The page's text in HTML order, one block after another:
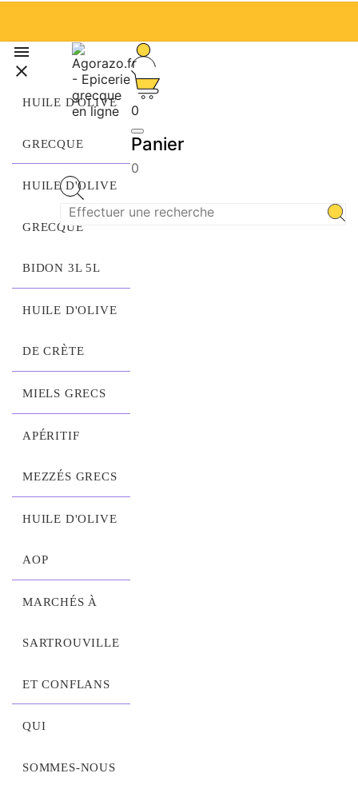


HUILE D'OLIVE
GRECQUE
HUILE D'OLIVE
GRECQUE
BIDON 3L 5L
HUILE D'OLIVE
DE CRÈTE
MIELS GRECS
APÉRITIF
MEZZÉS GRECS
HUILE D'OLIVE
AOP
MARCHÉS À
SARTROUVILLE
ET CONFLANS
QUI
SOMMES‑NOUS
0
Panier
0